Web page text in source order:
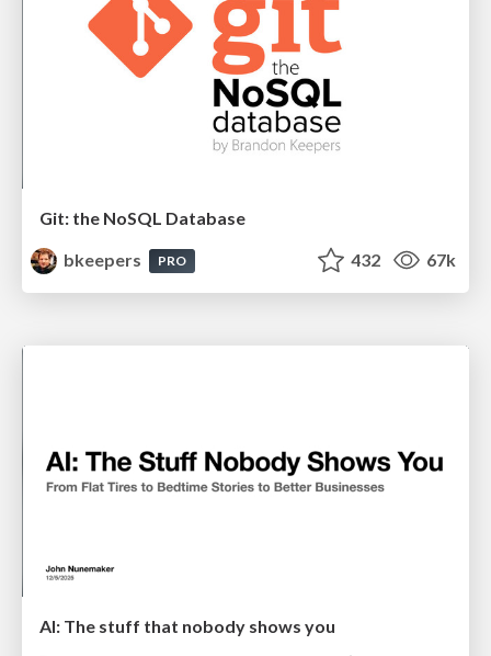
Git: the NoSQL Database
bkeepers
PRO 432 67k
AI: The stuff that nobody shows you